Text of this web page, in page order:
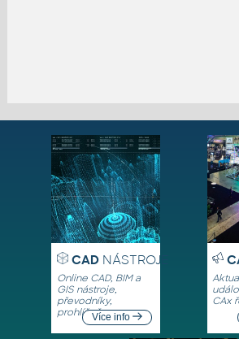
CADNÁSTROJE
Online CAD, BIM a
GIS nástroje,
převodníky,
prohlížečeVíce info
CAx